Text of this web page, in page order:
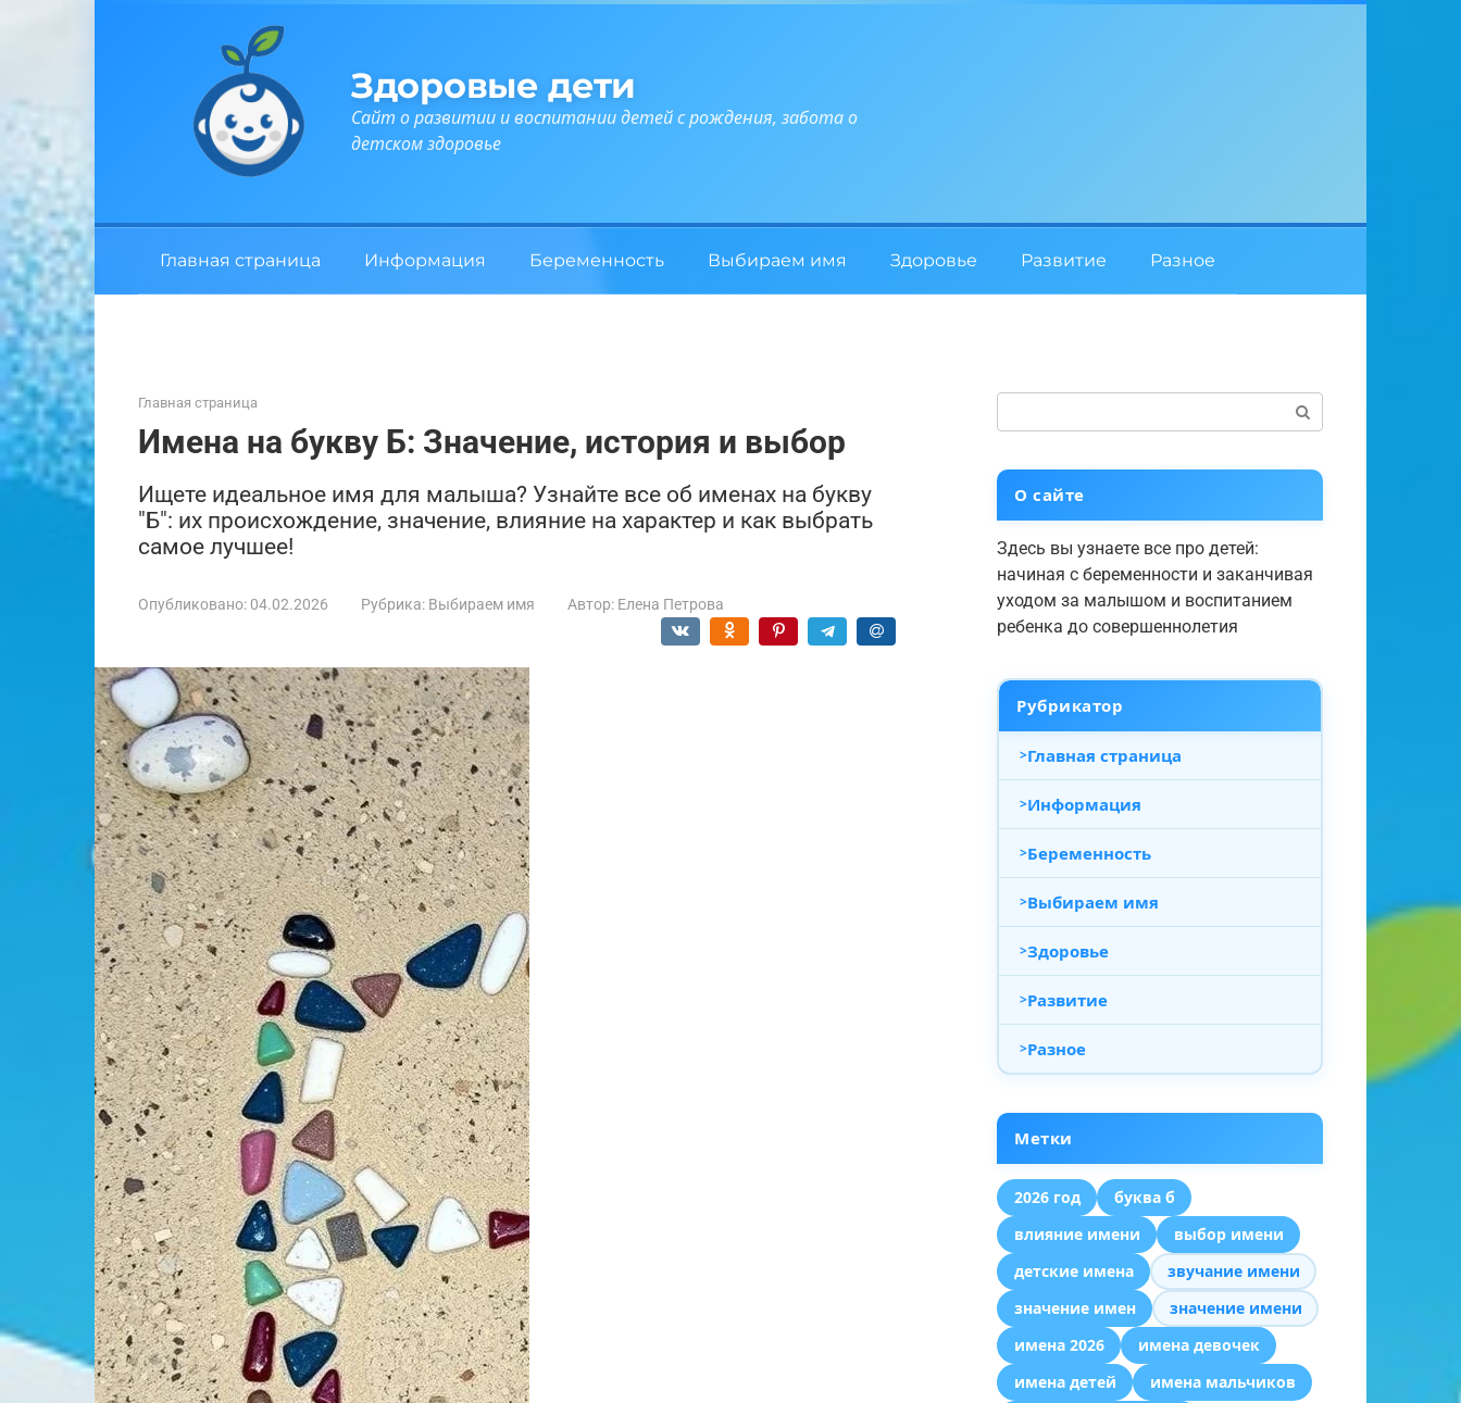
Здоровые дети
Сайт о развитии и воспитании детей с рождения, забота о
детском здоровье
Главная страница Информация Беременность Выбираем имя Здоровье Развитие Разное
Главная страница
Имена на букву Б: Значение, история и выбор
Ищете идеальное имя для малыша? Узнайте все об именах на букву
"Б": их происхождение, значение, влияние на характер и как выбрать
самое лучшее!
Опубликовано: 04.02.2026 Рубрика: Выбираем имя Автор: Елена Петрова
О сайте
Здесь вы узнаете все про детей:
начиная с беременности и заканчивая
уходом за малышом и воспитанием
ребенка до совершеннолетия
Рубрикатор
Главная страница
Информация
Беременность
Выбираем имя
Здоровье
Развитие
Разное
Метки
2026 год
буква б
влияние имени
выбор имени
детские имена
звучание имени
значение имен
значение имени
имена 2026
имена девочек
имена детей
имена мальчиков